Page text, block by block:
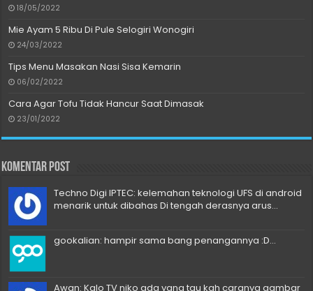
18/05/2022
Mie Ayam 5 Ribu Di Pule Selogiri Wonogiri
24/03/2022
Tips Menu Masakan Nasi Sisa Kemarin
06/02/2022
Cara Agar Tofu Tidak Hancur Saat Dimasak
23/01/2022
Komentar Post
Techno Digi IPTEC: kelemahan teknologi UFS di android
menarik untuk dibahas Di tengah derasnya arus...
gookalian: hampir sama bang penangannya :D...
Awan: Kalo TV niko ada yang tau kah caranya gambar